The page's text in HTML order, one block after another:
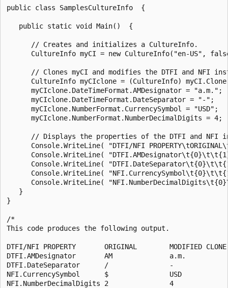
public class SamplesCultureInfo  {
   public static void Main()  {
      // Creates and initializes a CultureInfo.
CultureInfo myCI = new CultureInfo("en-US",
// Clones myCI and modifies the DTFI and NFI
CultureInfo myCIclone = (CultureInfo)
      myCIclone.DateTimeFormat.AMDesignator = "a.m.";
      myCIclone.DateTimeFormat.DateSeparator = "-";
      myCIclone.NumberFormat.CurrencySymbol = "USD";
      myCIclone.NumberFormat.NumberDecimalDigits = 4;
// Displays the properties of the DTFI and NFI
Console.WriteLine( "DTFI/NFI
Console.WriteLine(
Console.WriteLine(
Console.WriteLine(
Console.WriteLine(
   }
}
/*
This code produces the following output.
DTFI/NFI PROPERTY       ORIGINAL        MODIFIED CLONE
DTFI.AMDesignator       AM              a.m.
DTFI.DateSeparator      /               -
NFI.CurrencySymbol      $               USD
NFI.NumberDecimalDigits 2               4